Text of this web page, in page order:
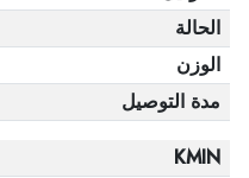
الحالة
الوزن
مدة التوصيل
KMIN